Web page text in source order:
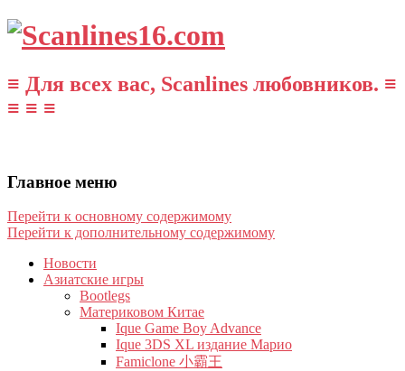
≡ Для всех вас, Scanlines любовников. ≡
≡ ≡ ≡
Главное меню
Перейти к основному содержимому
Перейти к дополнительному содержимому
Новости
Азиатские игры
Bootlegs
Материковом Китае
Ique Game Boy Advance
Ique 3DS XL издание Марио
Famiclone 小霸王